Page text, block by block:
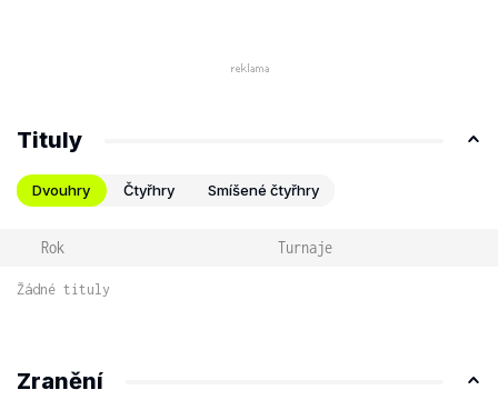
Tituly
Dvouhry Čtyřhry Smíšené čtyřhry
Rok Turnaje
Žádné tituly
Zranění